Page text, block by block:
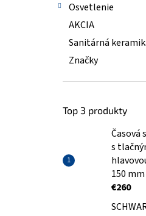
Osvetlenie
AKCIA
Sanitárná
Značky
Top 3 produkty
Časová
s
150 mm
€260